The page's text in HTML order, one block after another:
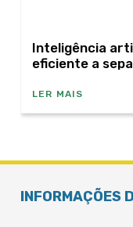
Inteligência
eficiente a
LER MAIS
INFORMAÇÕES